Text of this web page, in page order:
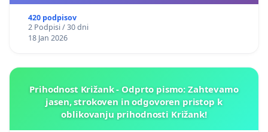
420 podpisov
2 Podpisi / 30 dni
18 Jan 2026
Prihodnost Križank - Odprto pismo: Zahtevamo
jasen, strokoven in odgovoren pristop k
oblikovanju prihodnosti Križank!